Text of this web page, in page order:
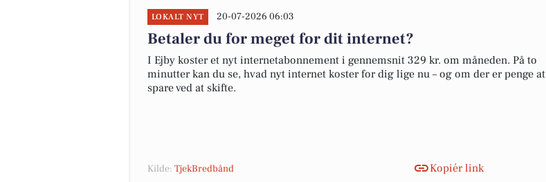
LOKALT NYT 20-07-2026 06:03
Betaler du for meget for dit internet?
I Ejby koster et nyt internetabonnement i gennemsnit 329 kr. om måneden. På to
minutter kan du se, hvad nyt internet koster for dig lige nu – og om der er penge at
spare ved at skifte.
Kilde: TjekBredbånd Kopiér link